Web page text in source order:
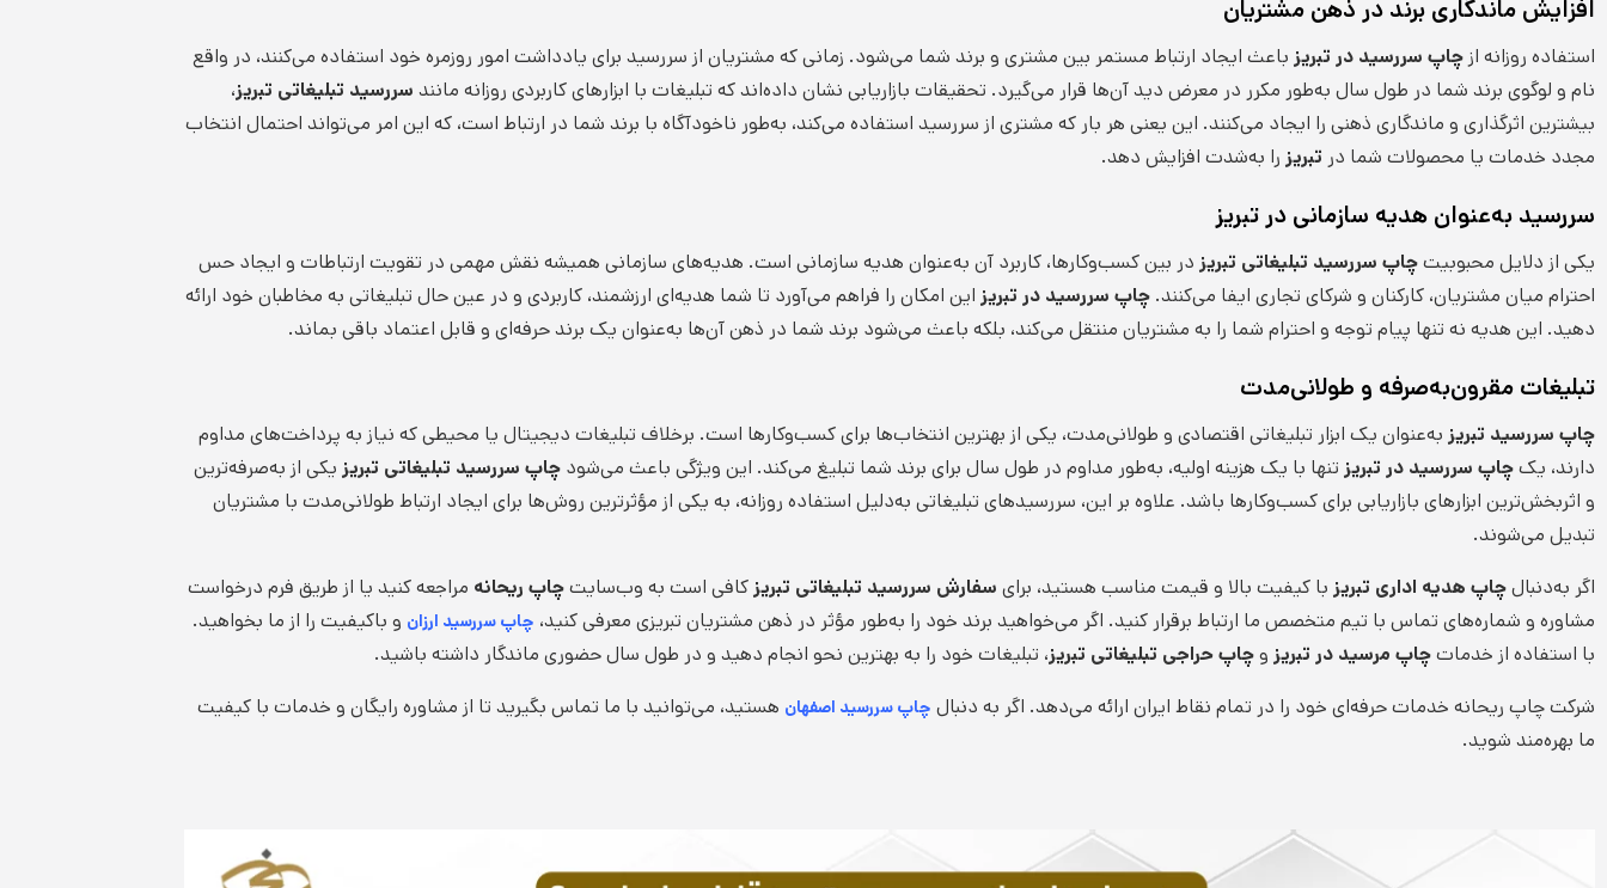
افزایش ماندگاری برند در ذهن مشتریان
استفاده روزانه از چاپ سررسید در تبریز باعث ایجاد ارتباط مستمر بین مشتری و برند شما می‌شود. زمانی که مشتریان از سررسید برای یادداشت امور روزمره خود استفاده می‌کنند، در واقع
نام و لوگوی برند شما در طول سال به‌طور مکرر در معرض دید آن‌ها قرار می‌گیرد. تحقیقات بازاریابی نشان داده‌اند که تبلیغات با ابزارهای کاربردی روزانه مانند سررسید تبلیغاتی تبریز،
بیشترین اثرگذاری و ماندگاری ذهنی را ایجاد می‌کنند. این یعنی هر بار که مشتری از سررسید استفاده می‌کند، به‌طور ناخودآگاه با برند شما در ارتباط است، که این امر می‌تواند احتمال انتخاب
مجدد خدمات یا محصولات شما در تبریز را به‌شدت افزایش دهد.
سررسید به‌عنوان هدیه سازمانی در تبریز
یکی از دلایل محبوبیتچاپ سررسید تبلیغاتی تبریز در بین کسب‌وکارها، کاربرد آن به‌عنوان هدیه سازمانی است. هدیه‌های سازمانی همیشه نقش مهمی در تقویت ارتباطات و ایجاد حس
احترام میان مشتریان، کارکنان و شرکای تجاری ایفا می‌کنند. چاپ سررسید در تبریز این امکان را فراهم می‌آورد تا شما هدیه‌ای ارزشمند، کاربردی و در عین حال تبلیغاتی به مخاطبان خود ارائه
دهید. این هدیه نه تنها پیام توجه و احترام شما را به مشتریان منتقل می‌کند، بلکه باعث می‌شود برند شما در ذهن آن‌ها به‌عنوان یک برند حرفه‌ای و قابل اعتماد باقی بماند.
تبلیغات مقرون‌به‌صرفه و طولانی‌مدت
چاپ سررسید تبریز به‌عنوان یک ابزار تبلیغاتی اقتصادی و طولانی‌مدت، یکی از بهترین انتخاب‌ها برای کسب‌وکارها است. برخلاف تبلیغات دیجیتال یا محیطی که نیاز به پرداخت‌های مداوم
دارند، یکچاپ سررسید در تبریز تنها با یک هزینه اولیه، به‌طور مداوم در طول سال برای برند شما تبلیغ می‌کند. این ویژگی باعث می‌شود چاپ سررسید تبلیغاتی تبریز یکی از به‌صرفه‌ترین
و اثربخش‌ترین ابزارهای بازاریابی برای کسب‌وکارها باشد. علاوه بر این، سررسیدهای تبلیغاتی به‌دلیل استفاده روزانه، به یکی از مؤثرترین روش‌ها برای ایجاد ارتباط طولانی‌مدت با مشتریان
تبدیل می‌شوند.
اگر به‌دنبالچاپ هدیه اداری تبریز با کیفیت بالا و قیمت مناسب هستید، برای سفارش سررسید تبلیغاتی تبریزکافی است به وب‌سایتچاپ ریحانه مراجعه کنید یا از طریق فرم درخواست
مشاوره و شماره‌های تماس با تیم متخصص ما ارتباط برقرار کنید. اگر می‌خواهید برند خود را به‌طور مؤثر در ذهن مشتریان تبریزی معرفی کنید، چاپ سررسید ارزان و باکیفیت را از ما بخواهید.
با استفاده از خدماتچاپ مرسید در تبریز وچاپ حراجی تبلیغاتی تبریز، تبلیغات خود را به بهترین نحو انجام دهید و در طول سال حضوری ماندگار داشته باشید.
شرکت چاپ ریحانه خدمات حرفه‌ای خود را در تمام نقاط ایران ارائه می‌دهد. اگر به دنبال چاپ سررسید اصفهان هستید، می‌توانید با ما تماس بگیرید تا از مشاوره رایگان و خدمات با کیفیت
ما بهره‌مند شوید.